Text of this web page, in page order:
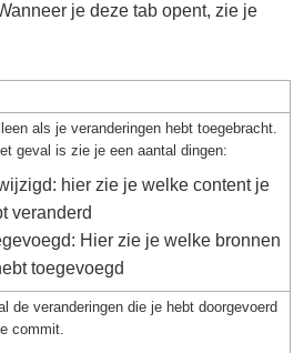
je deze tab opent, zie je
als je veranderingen hebt toegebracht.
geval is zie je een aantal dingen:
hier zie je welke content je
veranderd
Hier zie je welke bronnen
toegevoegd
de veranderingen die je hebt doorgevoerd
commit.